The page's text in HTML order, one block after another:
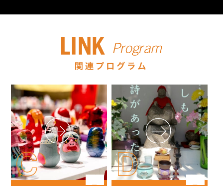
C D